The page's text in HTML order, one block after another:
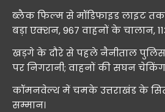
ब्लैक फिल्म से मॉडिफाइड लाइट
बड़ा एक्शन, 967 वाहनों के चालान,
खड़गे के दौरे से पहले नैनीताल पुलिस
पर निगरानी; वाहनों की सघन
कॉमनवेल्थ में चमके उत्तराखंड के
सम्मान।